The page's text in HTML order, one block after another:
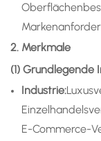
2. Merkmale
(1) Grundlegende
Industrie:
E-Commerce-